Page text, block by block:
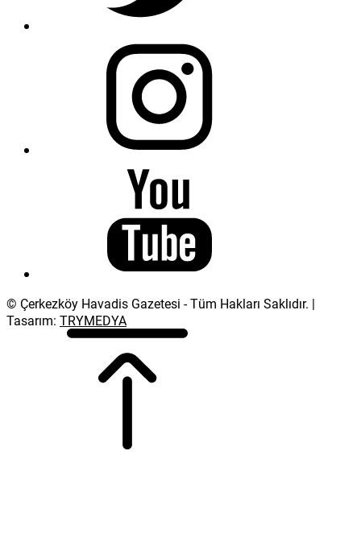
© Çerkezköy Havadis Gazetesi - Tüm Hakları Saklıdır. |
Tasarım: TRYMEDYA